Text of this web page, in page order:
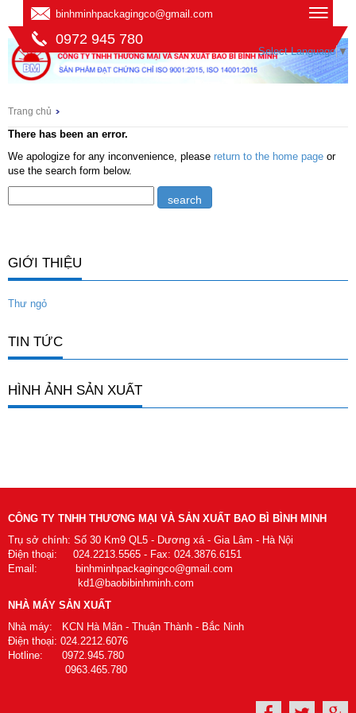
binhminhpackagingco@gmail.com
0972 945 780
Select Language ▼
Trang chủ
There has been an error.
We apologize for any inconvenience, please return to the home page or
use the search form below.
GIỚI THIỆU
Thư ngỏ
TIN TỨC
HÌNH ẢNH SẢN XUẤT
CÔNG TY TNHH THƯƠNG MẠI VÀ SẢN XUẤT BAO BÌ BÌNH MINH
Trụ sở chính: Số 30 Km9 QL5 - Dương xá - Gia Lâm - Hà Nội
Điện thoại: 024.2213.5565 - Fax: 024.3876.6151
Email: binhminhpackagingco@gmail.com
kd1@baobibinhminh.com
NHÀ MÁY SẢN XUẤT
Nhà máy: KCN Hà Mãn - Thuận Thành - Bắc Ninh
Điện thoại: 024.2212.6076
Hotline: 0972.945.780
0963.465.780